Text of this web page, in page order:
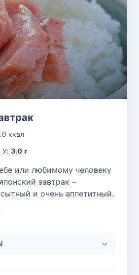
ккал
У: 3.0 г
или любимому человеку
завтрак –
и очень аппетитный.